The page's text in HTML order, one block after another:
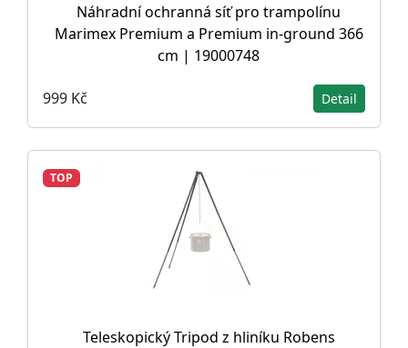
Náhradní ochranná síť pro trampolínu
Marimex Premium a Premium in-ground 366
cm | 19000748
999 Kč Detail
TOP
Teleskopický Tripod z hliníku Robens